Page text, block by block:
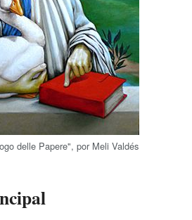
delle Papere", por Meli Valdés